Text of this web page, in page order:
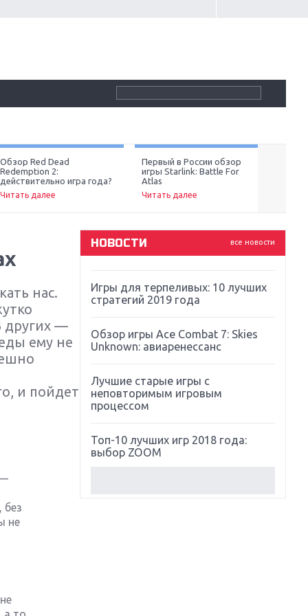
Обзор Red Dead
Redemption 2:
действительно игра года?
Читать далее
Первый в России обзор
игры Starlink: Battle For
Atlas
Читать далее
Next
нас.
других —
ему не
и пойдет
—
без
не
все новости
НОВОСТИ
Крупнейшие релизы мая: Nintendo,
Новинки для Nintendo Switch:
Labo, South Park и ремастер Dark
Far Cry 5: хвалить нельзя ругать
Игры для терпеливых: 10 лучших
стратегий 2019 года
Обзор игры Ace Combat 7: Skies
Unknown: авиаренессанс
Лучшие старые игры с
неповторимым игровым
процессом
Топ-10 лучших игр 2018 года:
выбор ZOOM